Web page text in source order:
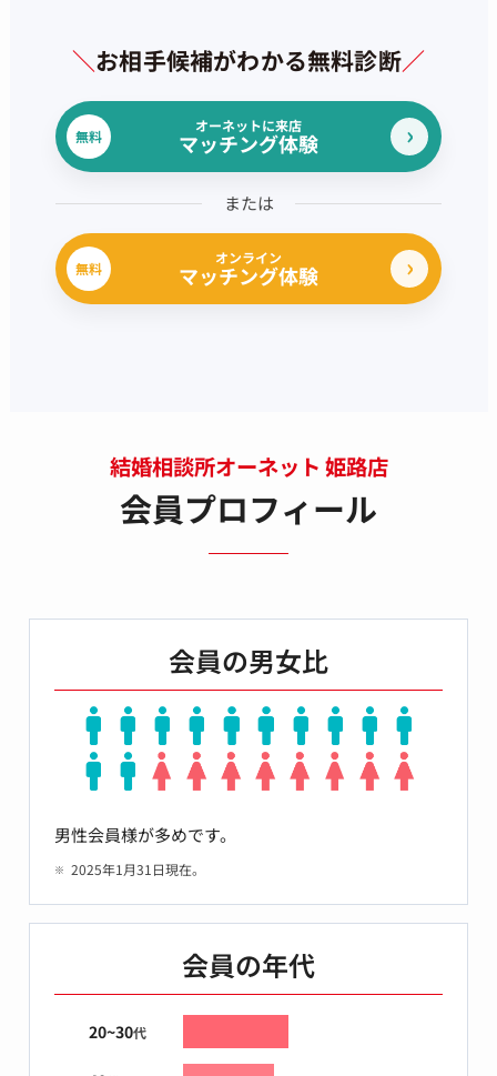
＼お相手候補がわかる無料診断／
無料
オーネットに来店
マッチング体験
または
無料
オンライン
マッチング体験
結婚相談所オーネット 姫路店
会員プロフィール
会員の男女比
男性会員様が多めです。
2025年1月31日現在。
会員の年代
20~30代